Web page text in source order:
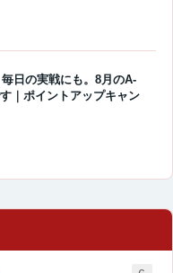
日の実戦にも。8月のA-
｜ポイントアップキャン